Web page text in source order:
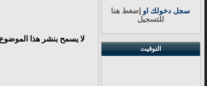
سجل دخولك او إضغط هنا
للتسجيل
التوقيت
لا يسمح بنشر هذا